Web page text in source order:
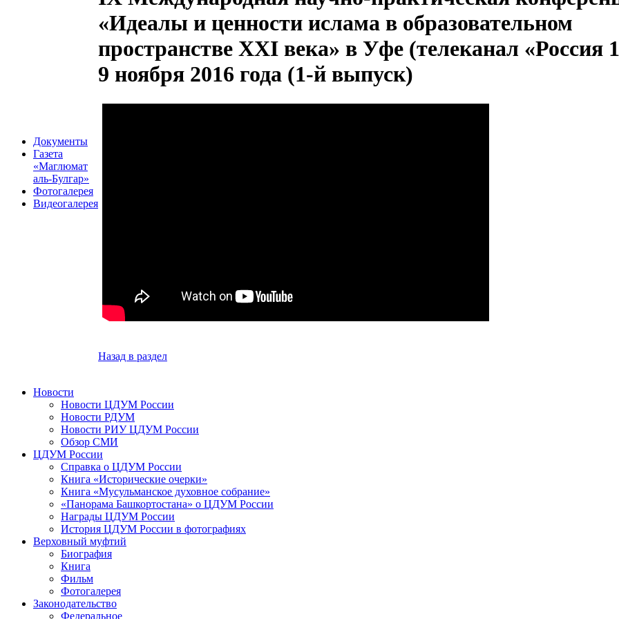
Документы
Газета
«Маглюмат
аль-Булгар»
Фотогалерея
Видеогалерея
«Идеалы и ценности ислама в образовательном
пространстве XXI века» в Уфе (телеканал «Россия
9 ноября 2016 года (1-й выпуск)
Назад в раздел
Новости
Новости ЦДУМ России
Новости РДУМ
Новости РИУ ЦДУМ России
Обзор СМИ
ЦДУМ России
Справка о ЦДУМ России
Книга «Исторические очерки»
Книга «Мусульманское духовное собрание»
«Панорама Башкортостана» о ЦДУМ России
Награды ЦДУМ России
История ЦДУМ России в фотографиях
Верховный муфтий
Биография
Книга
Фильм
Фотогалерея
Законодательство
Федеральное